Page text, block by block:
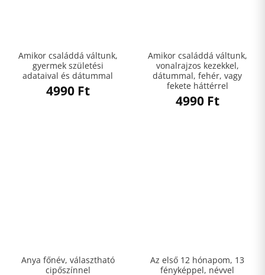
Amikor családdá váltunk,
gyermek születési
adataival és dátummal
4990 Ft
Amikor családdá váltunk,
vonalrajzos kezekkel,
dátummal, fehér, vagy
fekete háttérrel
4990 Ft
Anya főnév, választható
cipőszínnel
Az első 12 hónapom, 13
fényképpel, névvel